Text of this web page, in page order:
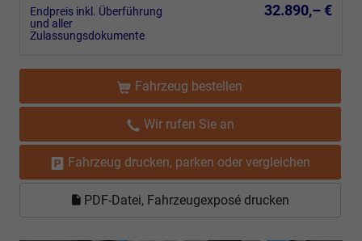
Endpreis inkl. Überführung
und aller
Zulassungsdokumente
32.890,– €
Fahrzeug bestellen
Wir rufen Sie an
Fahrzeug drucken, parken oder vergleichen
PDF-Datei, Fahrzeugexposé drucken